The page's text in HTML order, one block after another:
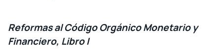
Reformas al Código Orgánico Monetario y
Financiero, Libro I